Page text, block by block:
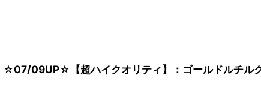
☆07/09UP☆【超ハイクオリティ】：ゴールドルチルク